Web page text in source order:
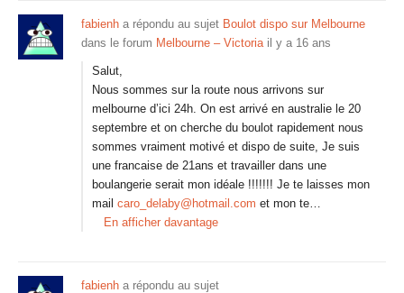
fabienh a répondu au sujet Boulot dispo sur Melbourne
dans le forum Melbourne – Victoria il y a 16 ans
Salut,
Nous sommes sur la route nous arrivons sur
melbourne d’ici 24h. On est arrivé en australie le 20
septembre et on cherche du boulot rapidement nous
sommes vraiment motivé et dispo de suite, Je suis
une francaise de 21ans et travailler dans une
boulangerie serait mon idéale !!!!!!! Je te laisses mon
mail caro_delaby@hotmail.com et mon te…
En afficher davantage
fabienh a répondu au sujet